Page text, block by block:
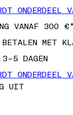
VANAF 300
MET
DAGEN
ONDERDEEL
UIT